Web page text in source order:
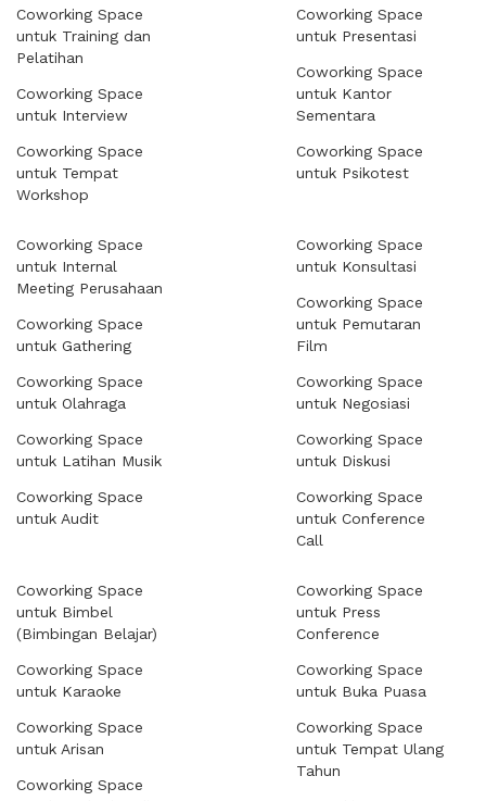
Coworking Space
untuk Training dan
Pelatihan
Coworking Space
untuk Interview
Coworking Space
untuk Tempat
Workshop
Coworking Space
untuk Presentasi
Coworking Space
untuk Kantor
Sementara
Coworking Space
untuk Psikotest
Coworking Space
untuk Internal
Meeting Perusahaan
Coworking Space
untuk Gathering
Coworking Space
untuk Olahraga
Coworking Space
untuk Latihan Musik
Coworking Space
untuk Audit
Coworking Space
untuk Konsultasi
Coworking Space
untuk Pemutaran
Film
Coworking Space
untuk Negosiasi
Coworking Space
untuk Diskusi
Coworking Space
untuk Conference
Call
Coworking Space
untuk Bimbel
(Bimbingan Belajar)
Coworking Space
untuk Karaoke
Coworking Space
untuk Arisan
Coworking Space
Coworking Space
untuk Press
Conference
Coworking Space
untuk Buka Puasa
Coworking Space
untuk Tempat Ulang
Tahun